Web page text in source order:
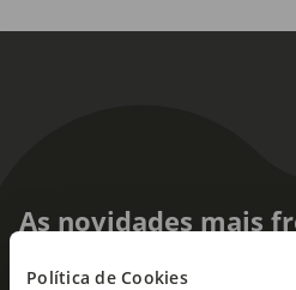
Política de Cookies
As novidades mais